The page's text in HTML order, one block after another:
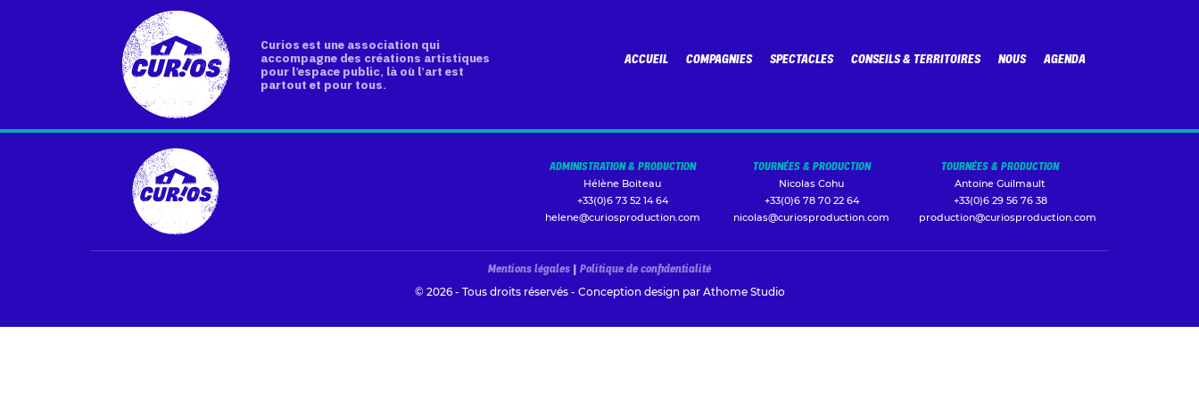
Curios est une association qui
accompagne des créations artistiques
pour l’espace public, là où l’art est
partout et pour tous.
ACCUEIL COMPAGNIES SPECTACLES CONSEILS & TERRITOIRES NOUS AGENDA
ADMINISTRATION & PRODUCTION
Hélène Boiteau
+33(0)6 73 52 14 64
helene@curiosproduction.com
TOURNÉES & PRODUCTION
Nicolas Cohu
+33(0)6 78 70 22 64
nicolas@curiosproduction.com
TOURNÉES & PRODUCTION
Antoine Guilmault
+33(0)6 29 56 76 38
production@curiosproduction.com
Mentions légales | Politique de confidentialité
© 2026 - Tous droits réservés - Conception design par Athome Studio